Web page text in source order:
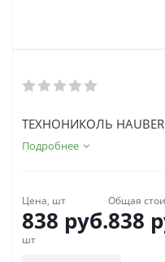
ТЕХНОНИКОЛЬ
Подробнее
Цена, шт
838 руб.
Общая
838
шт